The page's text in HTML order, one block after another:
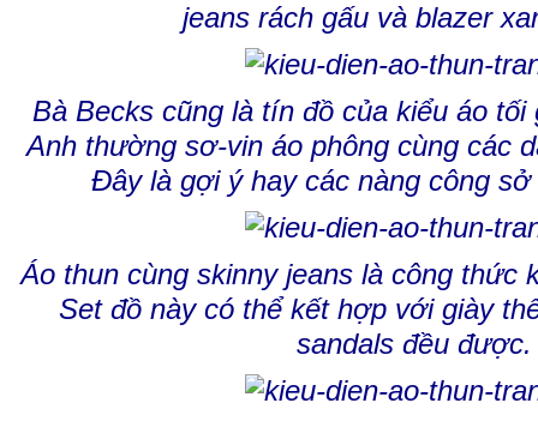
jeans rách gấu và blazer
Bà Becks cũng là tín đồ của kiểu áo
Anh thường sơ-vin áo phông cùng các
Đây là gợi ý hay các nàng công
Áo thun cùng skinny jeans là công thức
Set đồ này có thể kết hợp với giày
sandals đều được.